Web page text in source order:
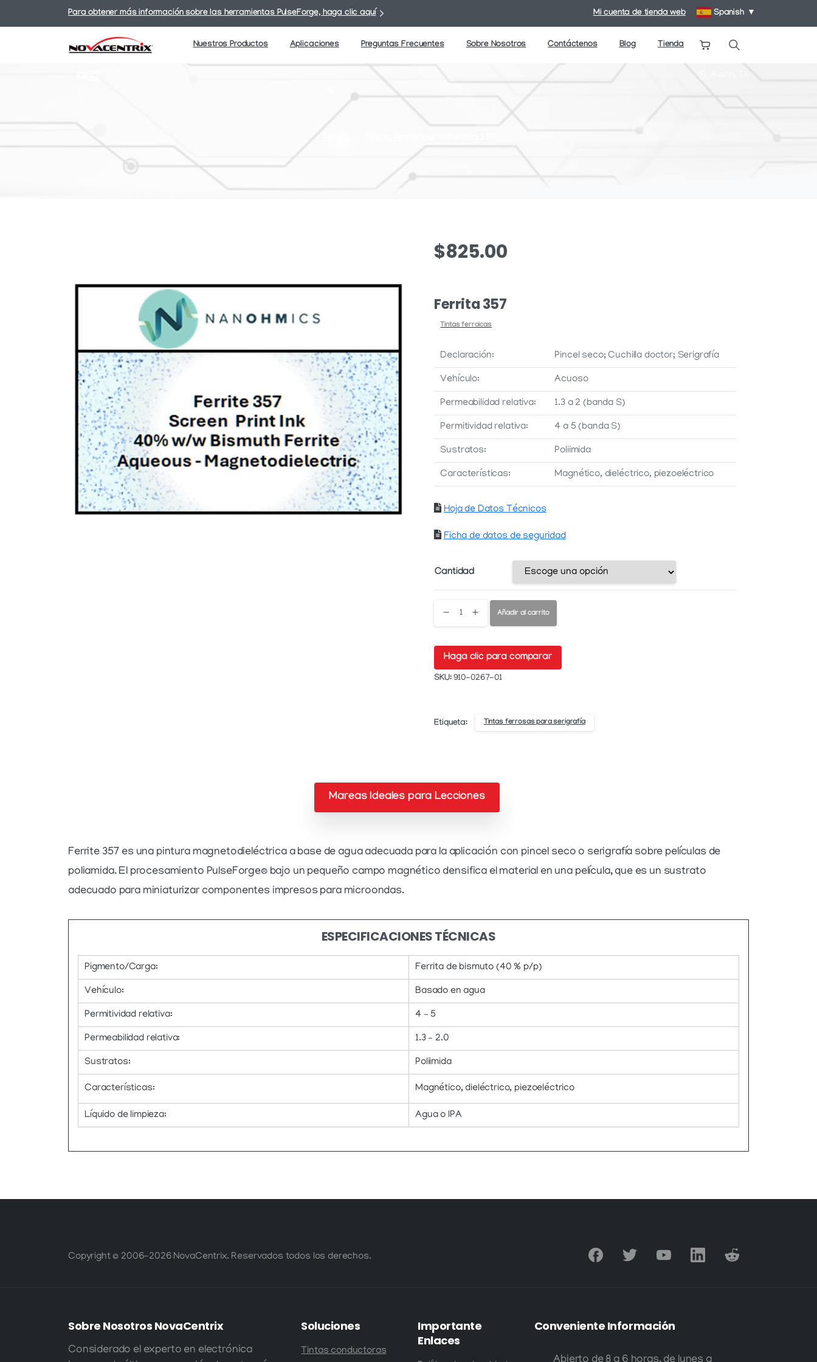
Para obtener más información sobre las herramientas PulseForge, haga clic aquí Mi cuenta de tienda web Spanish ▼
Nuestros Productos Aplicaciones Preguntas Frecuentes Sobre Nosotros Contáctenos Blog Tienda
Buscar
$825.00
Ferrita 357
Tintas ferroicas
Declaración: Pincel seco; Cuchilla doctor; Serigrafía
Vehículo: Acuoso
Permeabilidad relativa: 1.3 a 2 (banda S)
Permitividad relativa: 4 a 5 (banda S)
Sustratos: Poliimida
Características: Magnético, dieléctrico, piezoeléctrico
Hoja de Datos Técnicos
Ficha de datos de seguridad
Cantidad
Cantidad
ferrita
Añadir al carrito
Haga clic para comparar
SKU: 910-0267-01
Etiqueta: Tintas ferrosas para serigrafía
Mareas Ideales para Lecciones
Ferrite 357 es una pintura magnetodieléctrica a base de agua adecuada para la aplicación con pincel seco o serigrafía sobre películas de
poliamida. El procesamiento PulseForge® bajo un pequeño campo magnético densifica el material en una película, que es un sustrato
adecuado para miniaturizar componentes impresos para microondas.
ESPECIFICACIONES TÉCNICAS
Pigmento/Carga: Ferrita de bismuto (40 % p/p)
Vehículo: Basado en agua
Permitividad relativa: 4 – 5
Permeabilidad relativa: 1.3 – 2.0
Sustratos: Poliimida
Características: Magnético, dieléctrico, piezoeléctrico
Líquido de limpieza: Agua o IPA
Copyright © 2006-2026 NovaCentrix. Reservados todos los derechos.
Sobre Nosotros NovaCentrix
Considerado el experto en electrónica
Soluciones
Tintas conductoras
Importante
Enlaces
Conveniente Información